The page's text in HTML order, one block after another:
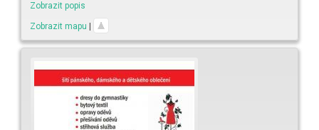
Zobrazit popis
Zobrazit mapu